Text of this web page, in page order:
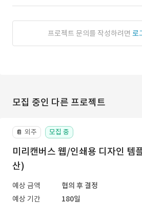
프로젝트 문의를 작성하려면 로
모집 중인 다른 프로젝트
📔 외주 모집 중
미리캔버스 웹/인쇄용 디자인 템
산)
예상 금액
협의 후 결정
예상 기간
180일